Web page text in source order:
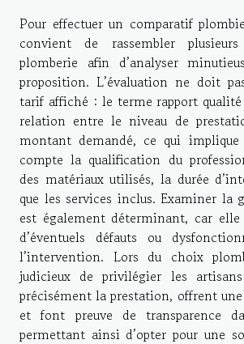
Pour effectuer un comparatif
convient de rassembler
plomberie afin d’analyser
proposition. L’évaluation ne doit
tarif affiché : le terme rapport
relation entre le niveau de
montant demandé, ce qui
compte la qualification du
des matériaux utilisés, la durée
que les services inclus. Examiner la
est également déterminant, car
d’éventuels défauts ou
l’intervention. Lors du choix
judicieux de privilégier les
précisément la prestation, offrent
et font preuve de transparence
permettant ainsi d’opter pour une